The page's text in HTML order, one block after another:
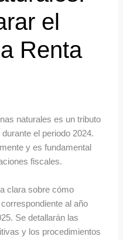
el
Renta
naturales es un tributo
el periodo 2024.
y es fundamental
fiscales.
clara sobre cómo
al año
Se detallarán las
y los procedimientos